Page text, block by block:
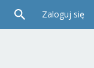
Zaloguj się